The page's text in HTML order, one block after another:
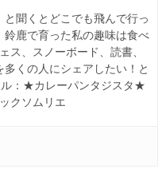
聞くとどこでも飛んで行っ
鹿で育った私の趣味は食べ
ス、スノーボード、読書、
くの人にシェアしたい！と
ル：★カレーパンタジスタ★
クソムリエ